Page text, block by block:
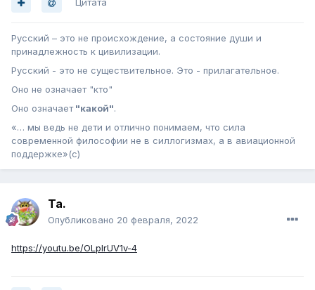
Цитата
Русский – это не происхождение, а состояние души и
принадлежность к цивилизации.
Русский - это не существительное. Это - прилагательное.
Оно не означает "кто"
Оно означает"какой".
«… мы ведь не дети и отлично понимаем, что сила
современной философии не в силлогизмах, а в авиационной
поддержке»(с)
Ta.
Опубликовано 20 февраля, 2022
https://youtu.be/OLplrUV1v-4